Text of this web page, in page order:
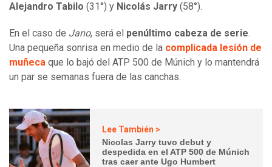
Alejandro Tabilo (31°) y Nicolás Jarry (58°).
En el caso de Jano, será el penúltimo cabeza de serie.
Una pequeña sonrisa en medio de la complicada lesión de
muñeca que lo bajó del ATP 500 de Múnich y lo mantendrá
un par se semanas fuera de las canchas.
Lee También >
Nicolas Jarry tuvo debut y
despedida en el ATP 500 de Múnich
tras caer ante Ugo Humbert